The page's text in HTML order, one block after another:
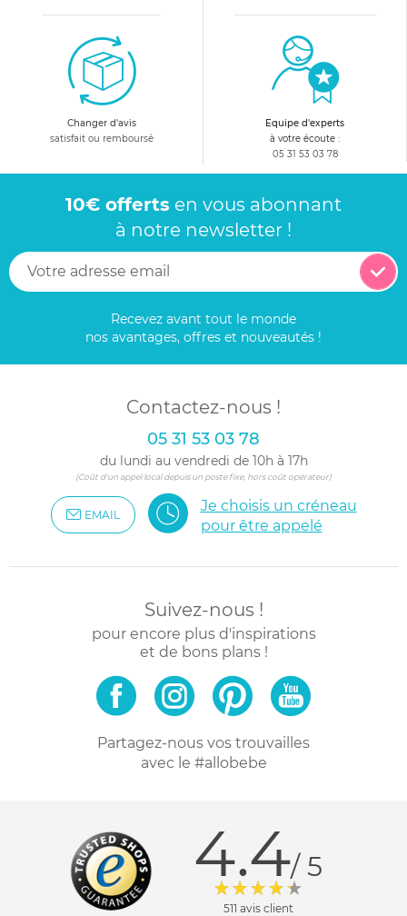
Changer d'avis
satisfait ou remboursé
Equipe d'experts
à votre écoute :
05 31 53 03 78
10€ offerts en vous abonnant
à notre newsletter !
Recevez avant tout le monde
nos avantages, offres et nouveautés !
Contactez-nous !
05 31 53 03 78
du lundi au vendredi de 10h à 17h
(Coût d'un appel local depuis un poste fixe, hors coût opérateur)
EMAIL
Je choisis un créneau
pour être appelé
Suivez-nous !
pour encore plus d'inspirations
et de bons plans !
Partagez-nous vos trouvailles
avec le #allobebe
4.4/ 5
511 avis client